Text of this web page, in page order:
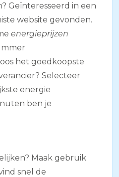
Geïnteresseerd in een
website gevonden.
energieprijzen
het goedkoopste
Selecteer
energie
ben je
Maak gebruik
snel de